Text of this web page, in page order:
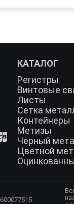
КАТАЛОГ
Регистры
Винтовые
Листы
Сетка
Контейнеры
Метизы
Черный
Цветной